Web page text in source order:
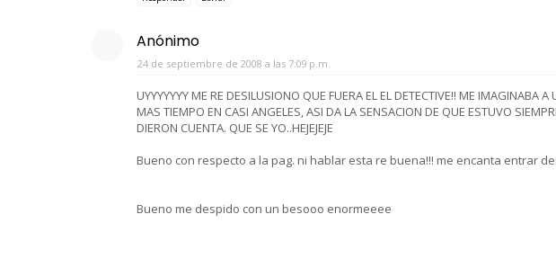
Anónimo
24 de septiembre de 2008 a las 7:09 p.m.
UYYYYYYY ME RE DESILUSIONO QUE FUERA EL EL DETECTIVE!! ME IMAGINABA
MAS TIEMPO EN CASI ANGELES, ASI DA LA SENSACION DE QUE ESTUVO
DIERON CUENTA. QUE SE YO..HEJEJEJE
Bueno con respecto a la pag. ni hablar esta re buena!!! me encanta entrar
Bueno me despido con un besooo enormeeee